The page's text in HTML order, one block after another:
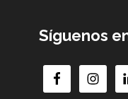
Síguenos